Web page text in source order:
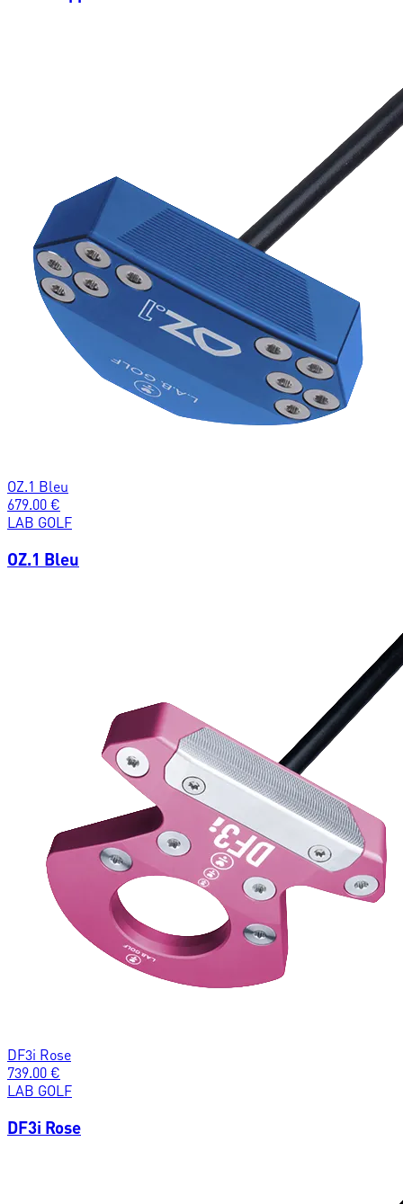
OZ.1 Bleu
679.00 €
LAB GOLF
OZ.1 Bleu
DF3i Rose
739.00 €
LAB GOLF
DF3i Rose